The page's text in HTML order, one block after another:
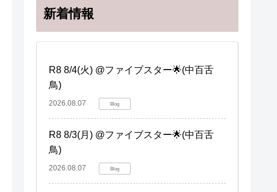
新着情報
R8 8/4(火) @ファイブスター🌟(中百舌
鳥)
2026.08.07 Blog
R8 8/3(月) @ファイブスター🌟(中百舌
鳥)
2026.08.07 Blog